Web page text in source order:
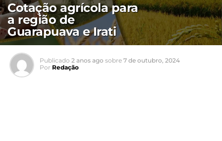
Cotação agrícola para
a região de
Guarapuava e Irati
Publicado 2 anos ago sobre 7 de outubro, 2024
Por Redação